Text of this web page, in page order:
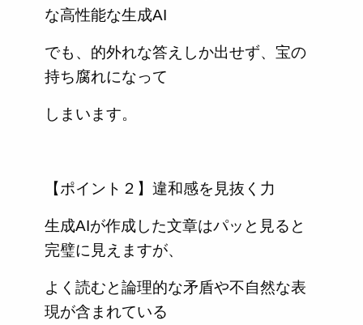
な高性能な生成AI
でも、的外れな答えしか出せず、宝の
持ち腐れになって
しまいます。
【ポイント２】違和感を見抜く力
生成AIが作成した文章はパッと見ると
完璧に見えますが、
よく読むと論理的な矛盾や不自然な表
現が含まれている